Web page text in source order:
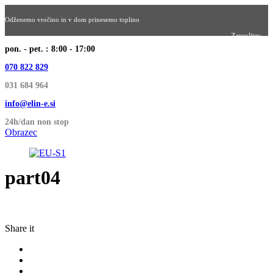
Odženemo vročino in v dom prinesemo toplino
Zaposlitev
pon. - pet. : 8:00 - 17:00
070 822 829
031 684 964
info@elin-e.si
24h/dan non stop
Obrazec
part04
Share it